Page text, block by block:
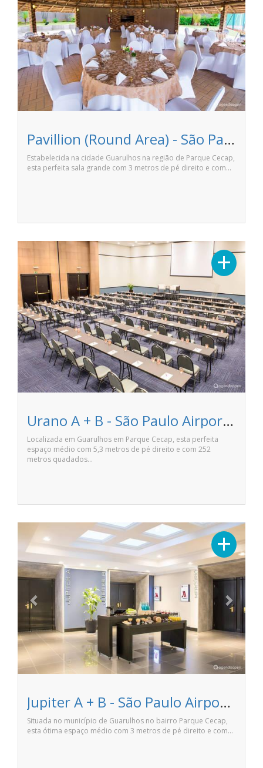
Pavillion (Round Area) - São Paulo Airport Marriott Hotel
Estabelecida na cidade Guarulhos na região de Parque Cecap,
esta perfeita sala grande com 3 metros de pé direito e com…
+
Urano A + B - São Paulo Airport Marriott Hotel
Localizada em Guarulhos em Parque Cecap, esta perfeita
espaço médio com 5,3 metros de pé direito e com 252
metros quadados…
+
Previous Next
Jupiter A + B - São Paulo Airport Marriott Hotel
Situada no município de Guarulhos no bairro Parque Cecap,
esta ótima espaço médio com 3 metros de pé direito e com…